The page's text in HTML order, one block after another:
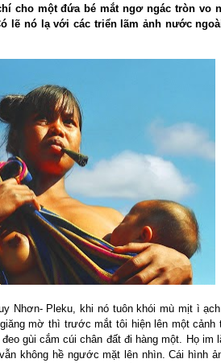
cho một đứa bé mắt ngơ ngác tròn vo
lẽ nó lạ với các triển lãm ảnh nước
Nhơn- Pleku, khi nó tuôn khói mù mịt ì
mờ thì trước mắt tôi hiện lên một cảnh
gùi cắm cúi chân đất đi hàng một. Họ im
không hề ngước mặt lên nhìn. Cái hình